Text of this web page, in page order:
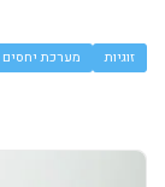
זוגיות מערכת יחסים